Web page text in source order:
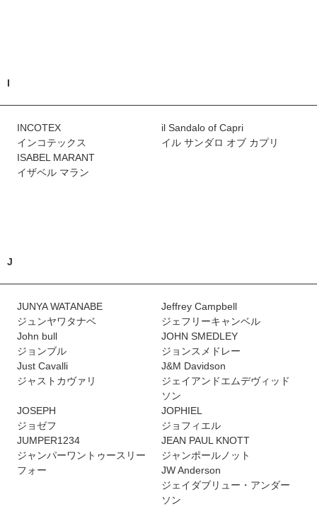
I
INCOTEX
インコテックス
il Sandalo of Capri
イル サンダロ オブ カプリ
ISABEL MARANT
イザベル マラン
J
JUNYA WATANABE
ジュンヤワタナベ
Jeffrey Campbell
ジェフリーキャンベル
John bull
ジョンブル
JOHN SMEDLEY
ジョンスメドレー
Just Cavalli
ジャストカヴァリ
J&M Davidson
ジェイアンドエムデヴィッド
ソン
JOSEPH
ジョゼフ
JOPHIEL
ジョフィエル
JUMPER1234
ジャンパーワントゥースリー
フォー
JEAN PAUL KNOTT
ジャンポールノット
JW Anderson
ジェイダブリュー・アンダー
ソン